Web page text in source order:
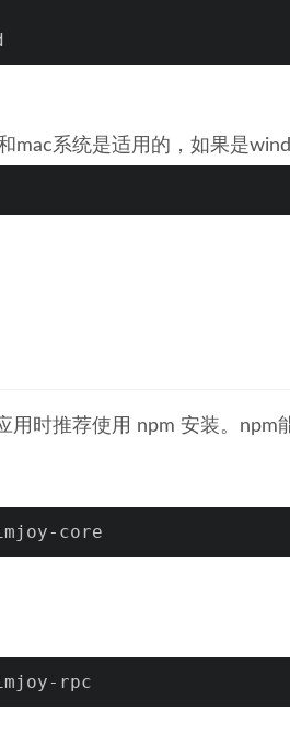
mac系统是适用的，如果是
用时推荐使用 npm 安装。npm
core
rpc